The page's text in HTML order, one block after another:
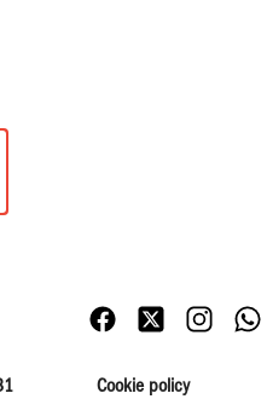
Cookie policy